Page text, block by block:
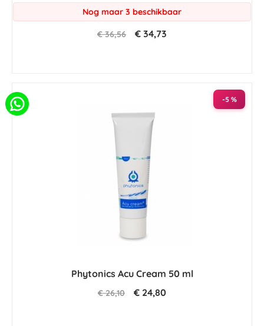
Nog maar 3 beschikbaar
€ 36,56 € 34,73
-5 %
Phytonics Acu Cream 50 ml
€ 26,10 € 24,80